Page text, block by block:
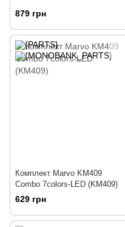
879 грн
Комплект Marvo KM409
Combo 7colors-LED (KM409)
629 грн